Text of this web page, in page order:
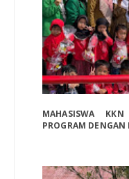
MAHASISWA
PROGRAM